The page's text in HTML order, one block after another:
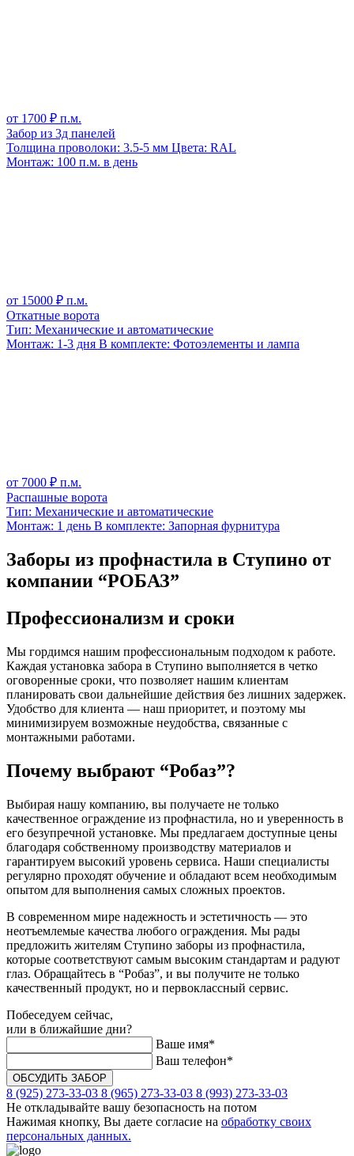
от 1700 ₽ п.м.
Забор из 3д панелей
Толщина проволоки: 3.5-5 мм Цвета: RAL
Монтаж: 100 п.м. в день
от 15000 ₽ п.м.
Откатные ворота
Тип: Механические и автоматические
Монтаж: 1-3 дня В комплекте: Фотоэлементы и лампа
от 7000 ₽ п.м.
Распашные ворота
Тип: Механические и автоматические
Монтаж: 1 день В комплекте: Запорная фурнитура
Заборы из профнастила в Ступино от
компании “РОБАЗ”
Профессионализм и сроки
Мы гордимся нашим профессиональным подходом к работе.
Каждая установка забора в Ступино выполняется в четко
оговоренные сроки, что позволяет нашим клиентам
планировать свои дальнейшие действия без лишних задержек.
Удобство для клиента — наш приоритет, и поэтому мы
минимизируем возможные неудобства, связанные с
монтажными работами.
Почему выбрают “Робаз”?
Выбирая нашу компанию, вы получаете не только
качественное ограждение из профнастила, но и уверенность в
его безупречной установке. Мы предлагаем доступные цены
благодаря собственному производству материалов и
гарантируем высокий уровень сервиса. Наши специалисты
регулярно проходят обучение и обладают всем необходимым
опытом для выполнения самых сложных проектов.
В современном мире надежность и эстетичность — это
неотъемлемые качества любого ограждения. Мы рады
предложить жителям Ступино заборы из профнастила,
которые соответствуют самым высоким стандартам и радуют
глаз. Обращайтесь в “Робаз”, и вы получите не только
качественный продукт, но и первоклассный сервис.
Побеседуем сейчас,
или в ближайшие дни?
Ваше имя*
Ваш телефон*
8 (925) 273-33-03 8 (965) 273-33-03 8 (993) 273-33-03
Не откладывайте вашу безопасность на потом
Нажимая кнопку, Вы даете согласие на обработку своих
персональных данных.